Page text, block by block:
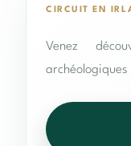
CIRCUIT EN
Venez